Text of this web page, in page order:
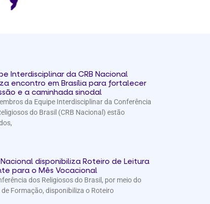
Interdisciplinar da CRB Nacional
encontro em Brasília para fortalecer
e a caminhada sinodal
da Equipe Interdisciplinar da Conferência
do Brasil (CRB Nacional) estão
Nacional disponibiliza Roteiro de Leitura
para o Mês Vocacional
dos Religiosos do Brasil, por meio do
de Formação, disponibiliza o Roteiro